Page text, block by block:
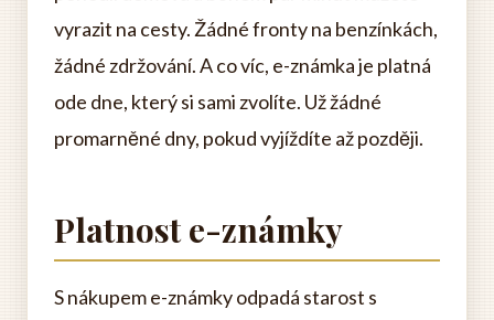
vyrazit na cesty. Žádné fronty na benzínkách,
žádné zdržování. A co víc, e-známka je platná
ode dne, který si sami zvolíte. Už žádné
promarněné dny, pokud vyjíždíte až později.
Platnost e-známky
S nákupem e-známky odpadá starost s